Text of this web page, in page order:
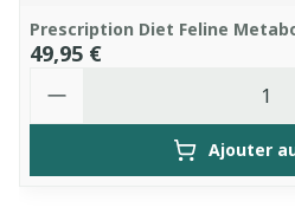
Prescription Diet Feline
49,95 €
Ajouter